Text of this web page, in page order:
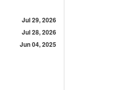
Jul 29, 2026
Jul 28, 2026
Jun 04, 2025